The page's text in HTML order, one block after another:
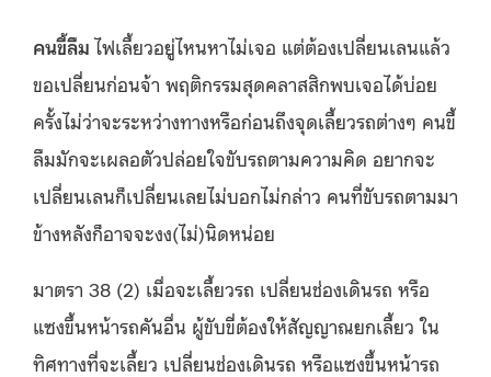
คนขี้ลืมไฟเลี้ยวอยู่ไหนหาไม่เจอ แต่ต้องเปลี่ยนเลนแล้ว
ขอเปลี่ยนก่อนจ้า พฤติกรรมสุดคลาสสิกพบเจอได้บ่อย
ครั้งไม่ว่าจะระหว่างทางหรือก่อนถึงจุดเลี้ยวรถต่างๆ คนขี้
ลืมมักจะเผลอตัวปล่อยใจขับรถตามความคิด อยากจะ
เปลี่ยนเลนก็เปลี่ยนเลยไม่บอกไม่กล่าว คนที่ขับรถตามมา
ข้างหลังก็อาจจะงง(ไม่)นิดหน่อย
มาตรา 38 (2) เมื่อจะเลี้ยวรถ เปลี่ยนช่องเดินรถ หรือ
แซงขึ้นหน้ารถคันอื่น ผู้ขับขี่ต้องให้สัญญาณยกเลี้ยว ใน
ทิศทางที่จะเลี้ยว เปลี่ยนช่องเดินรถ หรือแซงขึ้นหน้ารถ